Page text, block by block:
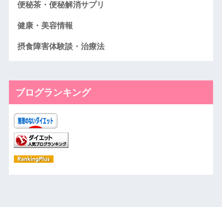
便秘茶・便秘解消サプリ
健康・美容情報
摂食障害体験談・治療法
ブログランキング